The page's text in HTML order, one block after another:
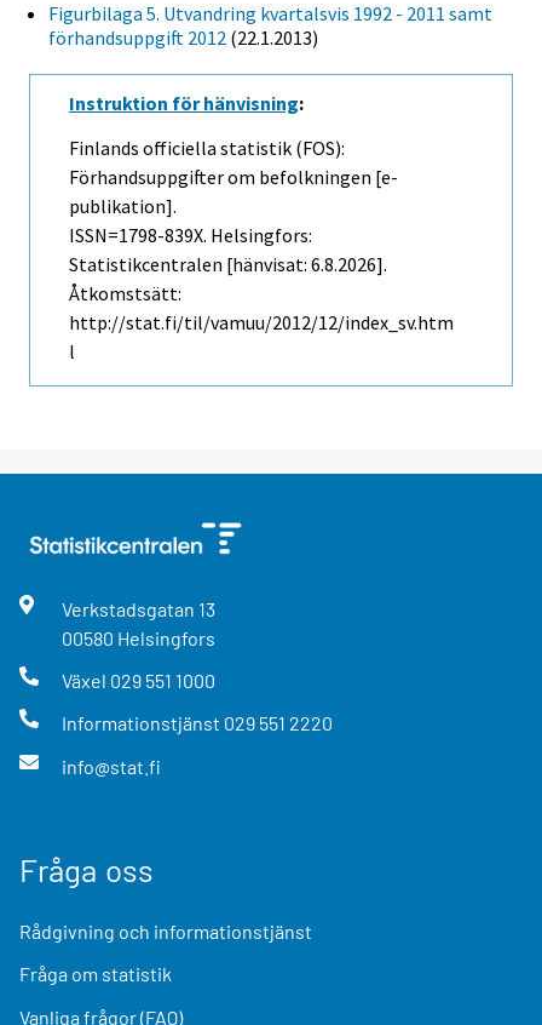
Figurbilaga 5. Utvandring kvartalsvis 1992 - 2011 samt
förhandsuppgift 2012 (22.1.2013)
Instruktion för hänvisning:
Finlands officiella statistik (FOS):
Förhandsuppgifter om befolkningen [e-
publikation].
ISSN=1798-839X. Helsingfors:
Statistikcentralen [hänvisat: 6.8.2026].
Åtkomstsätt:
http://stat.fi/til/vamuu/2012/12/index_sv.htm
l
Verkstadsgatan 13
00580 Helsingfors
Växel 029 551 1000
Informationstjänst 029 551 2220
info@stat.fi
Fråga oss
Rådgivning och informationstjänst
Fråga om statistik
Vanliga frågor (FAQ)